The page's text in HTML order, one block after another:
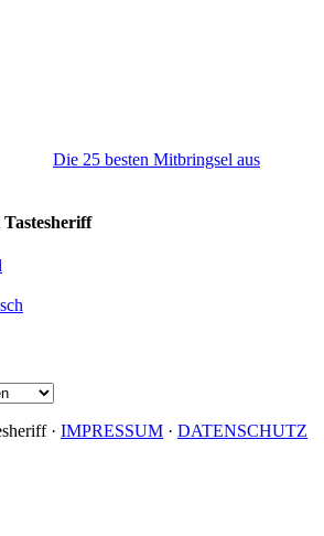
Die 25 besten Mitbringsel aus
· IMPRESSUM · DATENSCHUTZ